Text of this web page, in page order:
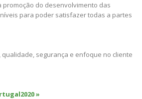
promoção do desenvolvimento das
para poder satisfazer todas a partes
qualidade, segurança e enfoque no cliente
»